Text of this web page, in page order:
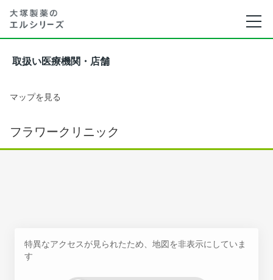
取扱い医療機関・店舗
マップを見る
フラワークリニック
特異なアクセスが見られたため、地図を非表示にしていま
す